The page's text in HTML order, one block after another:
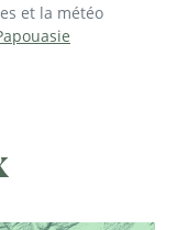
et la météo